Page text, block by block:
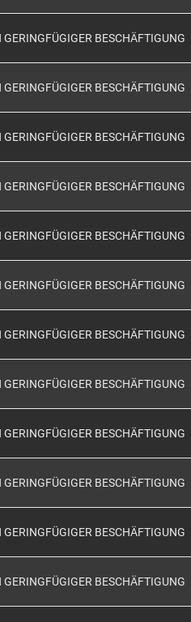
BESCHÄFTIGUNG
BESCHÄFTIGUNG
BESCHÄFTIGUNG
BESCHÄFTIGUNG
BESCHÄFTIGUNG
BESCHÄFTIGUNG
BESCHÄFTIGUNG
BESCHÄFTIGUNG
BESCHÄFTIGUNG
BESCHÄFTIGUNG
BESCHÄFTIGUNG
BESCHÄFTIGUNG